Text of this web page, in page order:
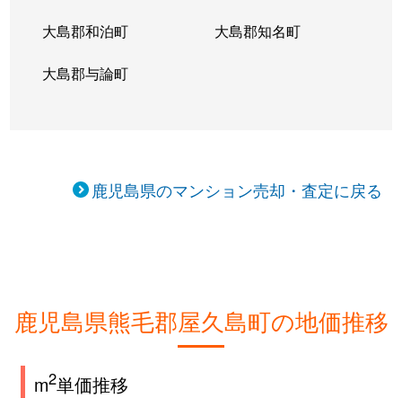
大島郡和泊町 大島郡知名町
大島郡与論町
鹿児島県のマンション売却・査定に戻る
鹿児島県熊毛郡屋久島町の地価推移
m2単価推移